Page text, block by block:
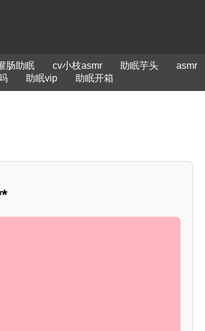
肠助眠 cv小枝asmr 助眠芋头
asmr
助眠vip 助眠开箱